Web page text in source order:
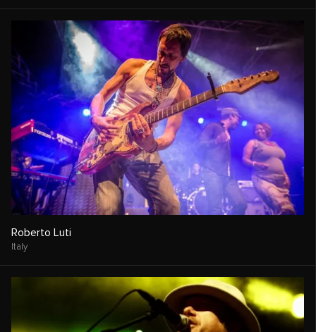
Roberto Luti
Italy